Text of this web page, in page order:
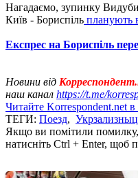
Нагадаємо, зупинку
Київ - Бориспіль планують
Експрес на Бориспіль
Новини від
наш канал https://t.me/
Читайте Korrespondent.net
ТЕГИ: Поезд,
Якщо ви помітили помилку,
натисніть Ctrl + Enter, щоб